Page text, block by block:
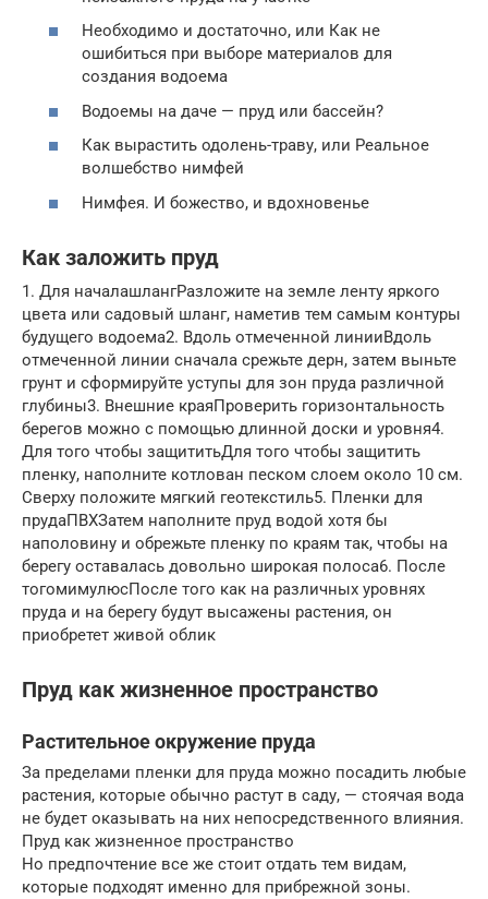
Необходимо и достаточно, или Как не
ошибиться при выборе материалов для
создания водоема
Водоемы на даче — пруд или бассейн?
Как вырастить одолень-траву, или Реальное
волшебство нимфей
Нимфея. И божество, и вдохновенье
Как заложить пруд
1. Для началашлангРазложите на земле ленту яркого
цвета или садовый шланг, наметив тем самым контуры
будущего водоема2. Вдоль отмеченной линииВдоль
отмеченной линии сначала срежьте дерн, затем выньте
грунт и сформируйте уступы для зон пруда различной
глубины3. Внешние краяПроверить горизонтальность
берегов можно с помощью длинной доски и уровня4.
Для того чтобы защититьДля того чтобы защитить
пленку, наполните котлован песком слоем около 10 см.
Сверху положите мягкий геотекстиль5. Пленки для
прудаПВХЗатем наполните пруд водой хотя бы
наполовину и обрежьте пленку по краям так, чтобы на
берегу оставалась довольно широкая полоса6. После
тогомимулюсПосле того как на различных уровнях
пруда и на берегу будут высажены растения, он
приобретет живой облик
Пруд как жизненное пространство
Растительное окружение пруда
За пределами пленки для пруда можно посадить любые
растения, которые обычно растут в саду, — стоячая вода
не будет оказывать на них непосредственного влияния.
Пруд как жизненное пространство
Но предпочтение все же стоит отдать тем видам,
которые подходят именно для прибрежной зоны.